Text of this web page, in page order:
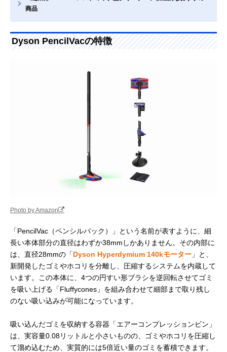
商品
Dyson PencilVacの特徴
Photo by Amazon
「PencilVac（ペンシルバック）」という名前が表すように、細
長い本体部分の直径はわずか38mmしかありません。その内部に
は、直径28mmの「Dyson Hyperdymium 140kモーター 」と、
新開発したゴミやホコリを分離し、圧縮するシステムを内蔵して
います。この本体に、4つの円すい形ブラシを逆回転させてゴミ
を吸い上げる「Fluffycones」を組み合わせて細部まで取り残し
のない吸い込みが可能になっています。
吸い込んだゴミを収納する容器「エアーコンプレッションビン」
は、実容量0.08リットルと小さいものの、ゴミやホコリを圧縮し
て溜め込むため、実質的には5倍近い量のゴミを蓄積できます。